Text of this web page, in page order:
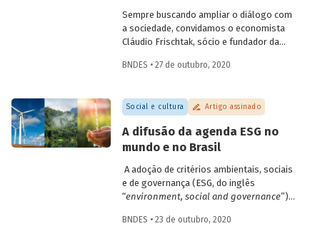
da população aos serviços.
Sempre buscando ampliar o diálogo com
a sociedade, convidamos o economista
Cláudio Frischtak, sócio e fundador da
International Growth Center (LSE), para
oportunidades e desafios para ampliar os
investimentos em saneamento no Brasil.
textos com especialistas convidados, que
busca ampliar a troca de conhecimentos e
promover a discussão sobre os principais
temas relacionados ao desenvolvimento
brasileiro.
BNDES • 27 de outubro, 2020
Social e cultura Artigo assinado
A difusão da agenda ESG no
mundo e no Brasil
A adoção de critérios ambientais, sociais
e de governança (ESG, do inglês
“environment, social and governance”)
investimentos parece estar
BNDES • 23 de outubro, 2020